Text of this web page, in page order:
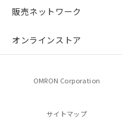
販売ネットワーク
オンラインストア
OMRON Corporation
サイトマップ